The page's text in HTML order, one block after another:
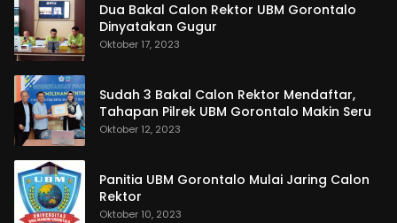
Dua Bakal Calon Rektor UBM Gorontalo
Dinyatakan Gugur
Oktober 17, 2023
Sudah 3 Bakal Calon Rektor Mendaftar,
Tahapan Pilrek UBM Gorontalo Makin Seru
Oktober 12, 2023
Panitia UBM Gorontalo Mulai Jaring Calon
Rektor
Oktober 10, 2023